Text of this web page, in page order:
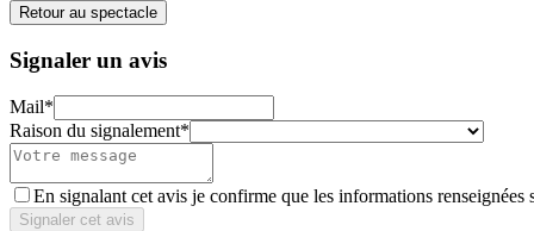
Retour au spectacle
Signaler un avis
Mail*
Raison du signalement*
En signalant cet avis je confirme que les informations renseignées
Signaler cet avis